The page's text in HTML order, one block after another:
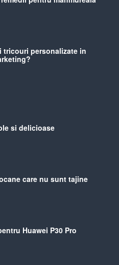
tricouri personalizate in
si delicioase
care nu sunt tajine
Huawei P30 Pro